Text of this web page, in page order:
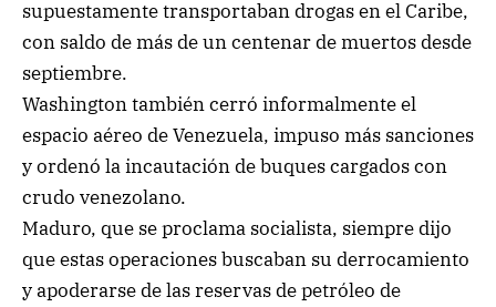
supuestamente transportaban drogas en el Caribe,
con saldo de más de un centenar de muertos desde
septiembre.
Washington también cerró informalmente el
espacio aéreo de Venezuela, impuso más sanciones
y ordenó la incautación de buques cargados con
crudo venezolano.
Maduro, que se proclama socialista, siempre dijo
que estas operaciones buscaban su derrocamiento
y apoderarse de las reservas de petróleo de